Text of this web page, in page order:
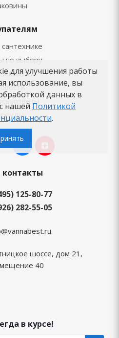
по выбору
ответы
125-80-77
282-55-05
шоссе, дом 21,
40
в курсе!
для улучшения работы
использование, вы
данных в
нашей Политикой
.